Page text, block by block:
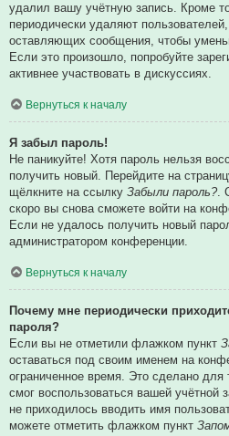
удалил вашу учётную запись. Кроме
периодически удаляют
оставляющих сообщения, чтобы
Если это произошло, попробуйте
активнее участвовать в дискуссиях.
Вернуться к началу
Я забыл пароль!
Не паникуйте! Хотя пароль нельзя
получить новый. Перейдите на
щёлкните на ссылку Забыли пароль?.
скоро вы снова сможете войти на
Если не удалось получить новый
администратором конференции.
Вернуться к началу
Почему мне периодически
пароля?
Если вы не отметили флажком пункт
оставаться под своим именем на
ограниченное время. Это сделано для
смог воспользоваться вашей учётной
не приходилось вводить имя
можете отметить флажком пункт